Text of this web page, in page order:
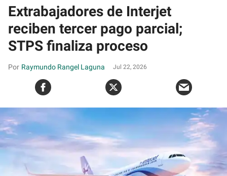
Extrabajadores de Interjet
reciben tercer pago parcial;
STPS finaliza proceso
Raymundo Rangel Laguna Jul 22, 2026